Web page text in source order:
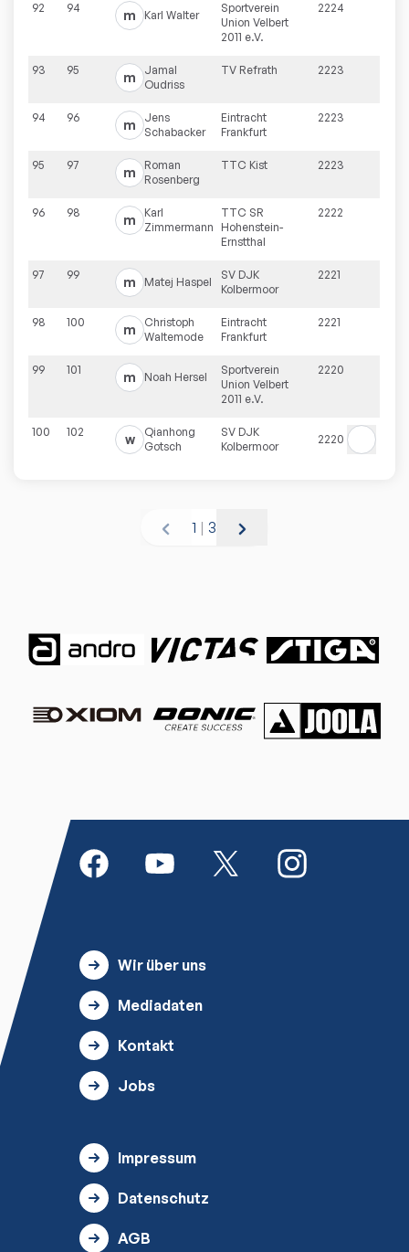
92 94 m Karl Walter
Sportverein
Union Velbert
2011 e.V.
2224
93 95 m
Jamal
Oudriss
TV Refrath 2223
94 96 m
Jens
Schabacker
Eintracht
Frankfurt
2223
95 97 m
Roman
Rosenberg
TTC Kist 2223
96 98 m
Karl
Zimmermann
TTC SR
Hohenstein-
Ernstthal
2222
97 99 m Matej Haspel
SV DJK
Kolbermoor
2221
98 100 m
Christoph
Waltemode
Eintracht
Frankfurt
2221
99 101 m Noah Hersel
Sportverein
Union Velbert
2011 e.V.
2220
100 102 w
Qianhong
Gotsch
SV DJK
Kolbermoor
2220
1 | 3
Wir über uns
Mediadaten
Kontakt
Jobs
Impressum
Datenschutz
AGB